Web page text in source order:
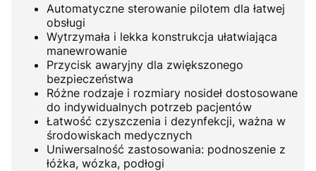
Automatyczne sterowanie pilotem dla łatwej
obsługi
Wytrzymała i lekka konstrukcja ułatwiająca
manewrowanie
Przycisk awaryjny dla zwiększonego
bezpieczeństwa
Różne rodzaje i rozmiary nosideł dostosowane
do indywidualnych potrzeb pacjentów
Łatwość czyszczenia i dezynfekcji, ważna w
środowiskach medycznych
Uniwersalność zastosowania: podnoszenie z
łóżka, wózka, podłogi